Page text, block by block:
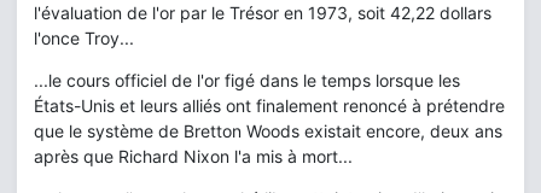
l'évaluation de l'or par le Trésor en 1973, soit 42,22 dollars
l'once Troy...
...le cours officiel de l'or figé dans le temps lorsque les
États-Unis et leurs alliés ont finalement renoncé à prétendre
que le système de Bretton Woods existait encore, deux ans
après que Richard Nixon l'a mis à mort...